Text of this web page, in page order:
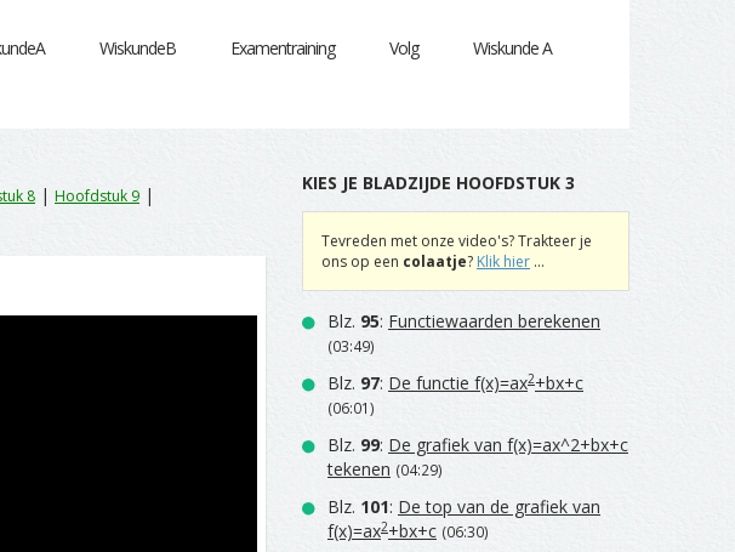
WiskundeB Examentraining Volg Wiskunde A
8 | Hoofdstuk 9 |
KIES JE BLADZIJDE HOOFDSTUK 3
Tevreden met onze video's? Trakteer je
ons op een colaatje? Klik hier ...
Blz. 95: Functiewaarden berekenen
(03:49)
Blz. 97: De functie f(x)=ax2+bx+c
(06:01)
Blz. 99: De grafiek van f(x)=ax^2+bx+c
tekenen (04:29)
Blz. 101: De top van de grafiek van
f(x)=ax2+bx+c (06:30)